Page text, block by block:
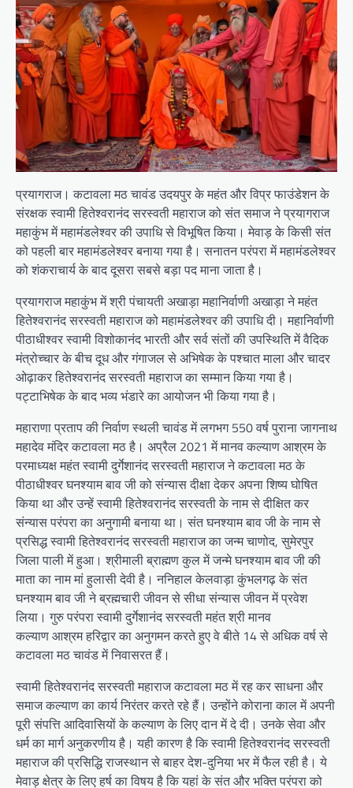
प्रयागराज। कटावला मठ चावंड उदयपुर के महंत और विप्र फाउंडेशन के
संरक्षक स्वामी हितेश्वरानंद सरस्वती महाराज को संत समाज ने प्रयागराज
महाकुंभ में महामंडलेश्वर की उपाधि से विभूषित किया। मेवाड़ के किसी संत
को पहली बार महामंडलेश्वर बनाया गया है। सनातन परंपरा में महामंडलेश्वर
को शंकराचार्य के बाद दूसरा सबसे बड़ा पद माना जाता है।
प्रयागराज महाकुंभ में श्री पंचायती अखाड़ा महानिर्वाणी अखाड़ा ने महंत
हितेश्वरानंद सरस्वती महाराज को महामंडलेश्वर की उपाधि दी। महानिर्वाणी
पीठाधीश्वर स्वामी विशोकानंद भारती और सर्व संतों की उपस्थिति में वैदिक
मंत्रोच्चार के बीच दूध और गंगाजल से अभिषेक के पश्चात माला और चादर
ओढ़ाकर हितेश्वरानंद सरस्वती महाराज का सम्मान किया गया है।
पट्टाभिषेक के बाद भव्य भंडारे का आयोजन भी किया गया है।
महाराणा प्रताप की निर्वाण स्थली चावंड में लगभग 550 वर्ष पुराना जागनाथ
महादेव मंदिर कटावला मठ है। अप्रैल 2021 में मानव कल्याण आश्रम के
परमाध्यक्ष महंत स्वामी दुर्गेशानंद सरस्वती महाराज ने कटावला मठ के
पीठाधीश्वर घनश्याम बाव जी को संन्यास दीक्षा देकर अपना शिष्य घोषित
किया था और उन्हें स्वामी हितेश्वरानंद सरस्वती के नाम से दीक्षित कर
संन्यास परंपरा का अनुगामी बनाया था। संत घनश्याम बाव जी के नाम से
प्रसिद्ध स्वामी हितेश्वरानंद सरस्वती महाराज का जन्म चाणोद, सुमेरपुर
जिला पाली में हुआ। श्रीमाली ब्राह्मण कुल में जन्मे घनश्याम बाव जी की
माता का नाम मां हुलासी देवी है। ननिहाल केलवाड़ा कुंभलगढ़ के संत
घनश्याम बाव जी ने ब्रह्मचारी जीवन से सीधा संन्यास जीवन में प्रवेश
लिया। गुरु परंपरा स्वामी दुर्गेशानंद सरस्वती महंत श्री मानव
कल्याण आश्रम हरिद्वार का अनुगमन करते हुए वे बीते 14 से अधिक वर्ष से
कटावला मठ चावंड में निवासरत हैं।
स्वामी हितेश्वरानंद सरस्वती महाराज कटावला मठ में रह कर साधना और
समाज कल्याण का कार्य निरंतर करते रहे हैं। उन्होंने कोराना काल में अपनी
पूरी संपत्ति आदिवासियों के कल्याण के लिए दान में दे दी। उनके सेवा और
धर्म का मार्ग अनुकरणीय है। यही कारण है कि स्वामी हितेश्वरानंद सरस्वती
महाराज की प्रसिद्धि राजस्थान से बाहर देश-दुनिया भर में फैल रही है। ये
मेवाड़ क्षेत्र के लिए हर्ष का विषय है कि यहां के संत और भक्ति परंपरा को